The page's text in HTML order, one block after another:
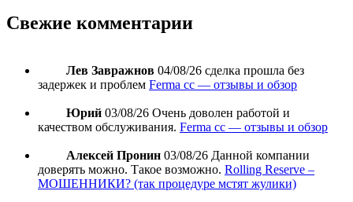
Свежие комментарии
Лев Завражнов 04/08/26 сделка прошла без
задержек и проблем Ferma cc — отзывы и обзор
Юрий 03/08/26 Очень доволен работой и
качеством обслуживания. Ferma cc — отзывы и обзор
Алексей Пронин 03/08/26 Данной компании
доверять можно. Такое возможно. Rolling Reserve –
МОШЕННИКИ? (так процедуре мстят жулики)